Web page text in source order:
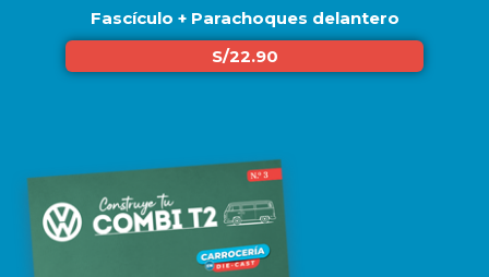
Fascículo + Parachoques delantero
S/22.90